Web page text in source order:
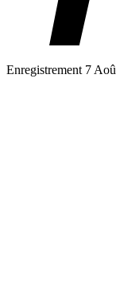
Enregistrement 7 Aoû